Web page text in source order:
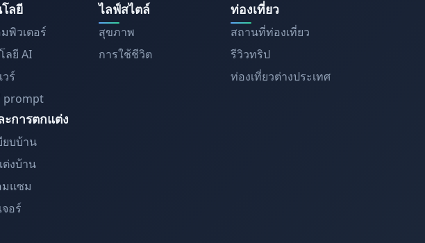
ลยี
พิวเตอร์
ลยี AI
ร์
prompt
การตกแต่ง
ยบบ้าน
ต่งบ้าน
มแซม
จอร์
ไลฟ์สไตล์
สุขภาพ
การใช้ชีวิต
ท่องเที่ยว
สถานที่ท่องเที่ยว
รีวิวทริป
ท่องเที่ยวต่างประเทศ